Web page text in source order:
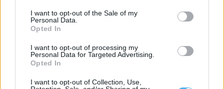
I want to opt-out of the Sale of my
Personal Data.
Opted In
I want to opt-out of processing my
Personal Data for Targeted Advertising.
Opted In
I want to opt-out of Collection, Use,